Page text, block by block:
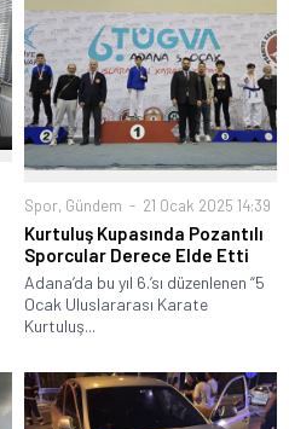
Spor, Gündem 21 Ocak 2025 14:39
Kurtuluş Kupasında Pozantılı
Sporcular Derece Elde Etti
Adana’da bu yıl 6.’sı düzenlenen “5
Ocak Uluslararası Karate
Kurtuluş...